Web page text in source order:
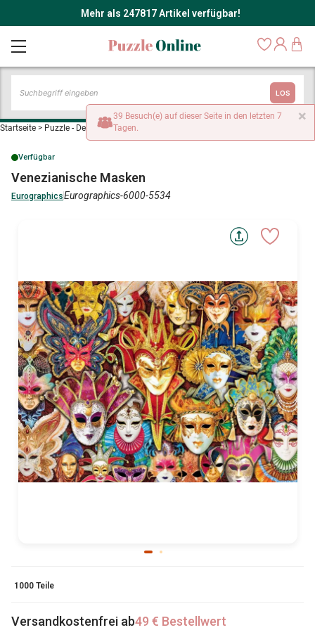
Mehr als 247817 Artikel verfügbar!
LOS
Startseite > Puzzle - Dekoration und Objekte
Verfügbar
Venezianische Masken
EurographicsEurographics-6000-5534
1000 Teile
Versandkostenfrei ab49 € Bestellwert
×
39 Besuch(e) auf dieser Seite in den letzten 7
Tagen.